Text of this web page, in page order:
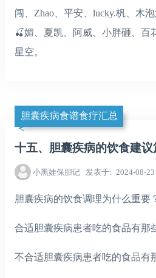
闯、Zhao、平安、lucky.杋、木
🍒媚、夏凯、阿威、小胖砸、百
星空。
胆囊疾病食谱食疗汇总
十五、胆囊疾病的饮食建议
小黑娃保胆记 发表于 2024-08-23
胆囊疾病的饮食调理为什么重要
合适胆囊疾病患者吃的食品有那
不合适胆囊疾病患者吃的食品有